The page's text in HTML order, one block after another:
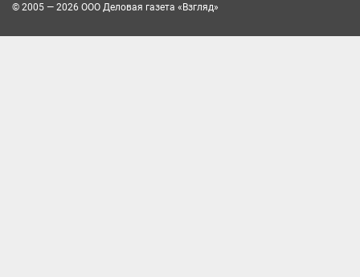
© 2005 — 2026 ООО Деловая газета «Взгляд»